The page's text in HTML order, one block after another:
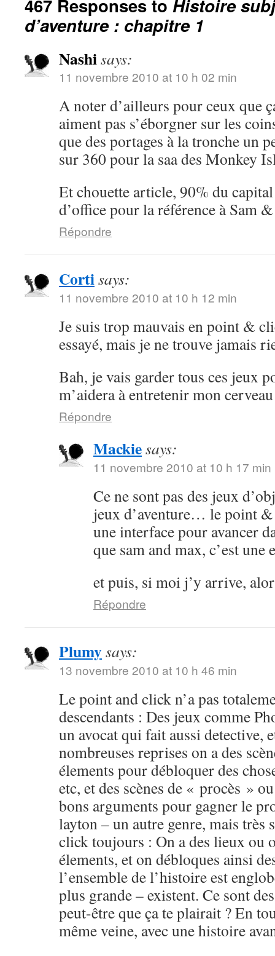
467 Responses to Histoire
d’aventure : chapitre 1
Nashisays:
11 novembre 2010 at 10 h 02 min
A noter d’ailleurs pour ceux que
aiment pas s’éborgner sur les
que des portages à la tronche un
sur 360 pour la saa des Monkey
Et chouette article, 90% du
d’office pour la référence à Sam
Répondre
Cortisays:
11 novembre 2010 at 10 h 12 min
Je suis trop mauvais en point &
essayé, mais je ne trouve jamais
Bah, je vais garder tous ces jeux
m’aidera à entretenir mon
Répondre
Mackiesays:
11 novembre 2010 at 10 h 17 min
Ce ne sont pas des jeux
jeux d’aventure… le point
une interface pour avancer
que sam and max, c’est
et puis, si moi j’y arrive,
Répondre
Plumysays:
13 novembre 2010 at 10 h 46 min
Le point and click n’a pas
descendants : Des jeux comme
un avocat qui fait aussi detective,
nombreuses reprises on a des
élements pour débloquer des
etc, et des scènes de « procès »
bons arguments pour gagner le
layton – un autre genre, mais très
click toujours : On a des lieux ou
élements, et on débloques ainsi
l’ensemble de l’histoire est
plus grande – existent. Ce sont
peut-être que ça te plairait ? En
même veine, avec une histoire